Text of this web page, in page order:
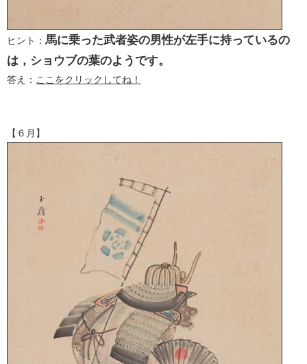
ヒント： 馬に乗った武者姿の男性が左手に持っているの
は，ショウブの葉のようです。
答え： ここをクリックしてね！
【６月】